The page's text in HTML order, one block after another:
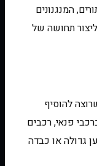
המנגנונים
תחושה של
להוסיף
פנאי, רכבים
גדולה או כבדה